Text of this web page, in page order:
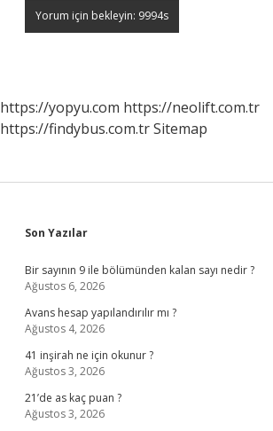
https://yopyu.com https://neolift.com.tr
https://findybus.com.trSitemap
Sidebar
Son Yazılar
Bir sayının 9 ile bölümünden kalan sayı nedir ?
Ağustos 6, 2026
Avans hesap yapılandırılır mı ?
Ağustos 4, 2026
41 inşirah ne için okunur ?
Ağustos 3, 2026
21’de as kaç puan ?
Ağustos 3, 2026